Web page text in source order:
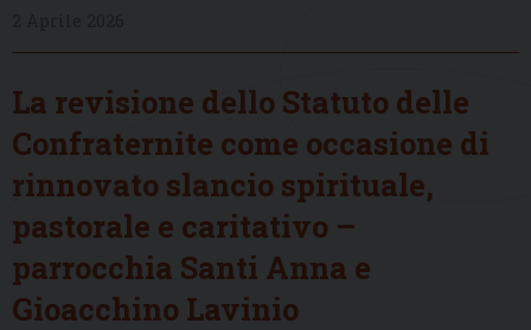
La revisione dello Statuto delle
Confraternite come occasione di
rinnovato slancio spirituale,
pastorale e caritativo –
parrocchia Santi Anna e
Gioacchino Lavinio